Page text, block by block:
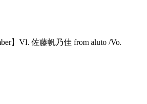
】Vl. 佐藤帆乃佳 from aluto /Vo.